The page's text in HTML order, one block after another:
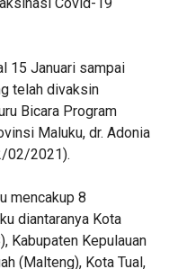
15 Januari sampai
telah divaksin
Bicara Program
Maluku, dr. Adonia
02/2021).
mencakup 8
diantaranya Kota
Kabupaten Kepulauan
(Malteng), Kota Tual,